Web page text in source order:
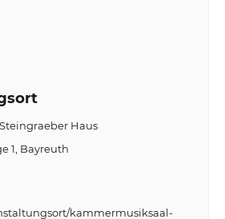
Haus
1 Bayreuth
kammermusiksaal-